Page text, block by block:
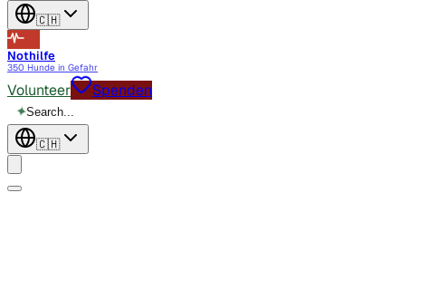
🇨🇭
Nothilfe
350 Hunde in Gefahr
Volunteer Spenden
✦Search...
🇨🇭